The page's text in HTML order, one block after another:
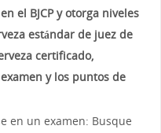
el BJCP y otorga niveles
estándar de juez de
certificado,
y los puntos de
en un examen: Busque